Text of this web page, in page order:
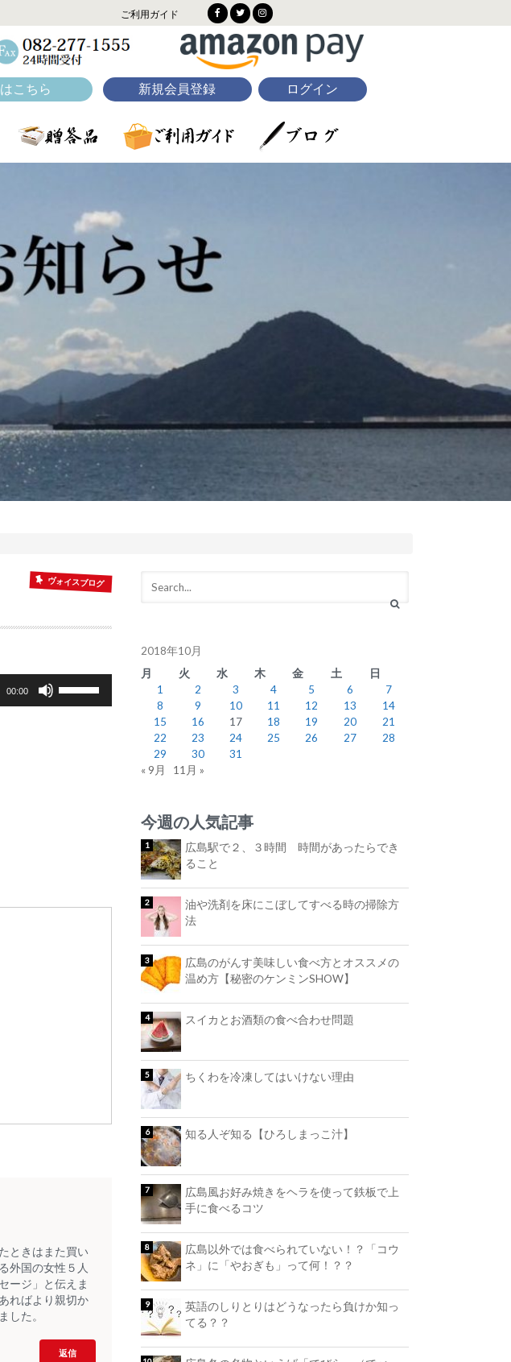
ご利用ガイド
こちら 新規会員登録 ログイン
ヴォイスブログ
00:00
キ
ときはまた買い
外国の女性５人
ージ」と伝えま
ればより親切か
した。
返信
2018年10月
月
火 水 木 金 土
日
1
2 3 4 5 6
7
8
9 10 11 12 13
14
15
16 17 18 19 20
21
22
23 24 25 26 27
28
29
30
31
« 9月
11月 »
今週の人気記事
広島駅で２、３時間 時間があったらでき
ること
油や洗剤を床にこぼしてすべる時の掃除方
法
広島のがんす美味しい食べ方とオススメの
温め方【秘密のケンミンSHOW】
スイカとお酒類の食べ合わせ問題
ちくわを冷凍してはいけない理由
知る人ぞ知る【ひろしまっこ汁】
広島風お好み焼きをヘラを使って鉄板で上
手に食べるコツ
広島以外では食べられていない！？「コウ
ネ」に「やおぎも」って何！？？
英語のしりとりはどうなったら負けか知っ
てる？？